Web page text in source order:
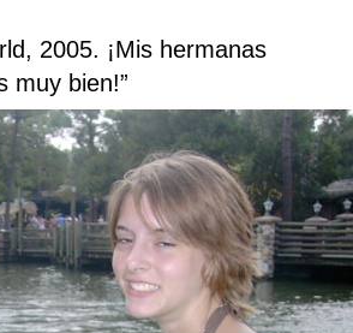
2005. ¡Mis hermanas
muy bien!”